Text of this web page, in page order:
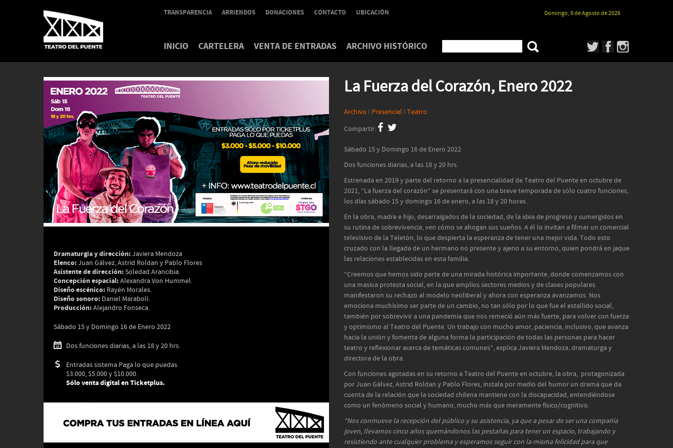
TRANSPARENCIA ARRIENDOS DONACIONES CONTACTO UBICACIÓN Domingo, 9 de Agosto de 2026
INICIO CARTELERA VENTA DE ENTRADAS ARCHIVO HISTÓRICO
Dramaturgia y dirección:Javiera Mendoza
Elenco:Juan Gálvez, Astrid Roldan y Pablo Flores
Asistente de dirección:Soledad Arancibia.
Concepción espacial:Alexandra Von Hummel.
Diseño escénico: Rayén Morales.
Diseño sonoro: Daniel Marabolí.
Producción:Alejandro Fonseca.
Sábado 15 y Domingo 16 de Enero 2022
Dos funciones diarias, a las 18 y 20 hrs.
Entradas sistema Paga lo que puedas
$3.000, $5.000 y $10.000.
Sólo venta digital en Ticketplus.
La Fuerza del Corazón, Enero 2022
Archivo I Presencial I Teatro
Compartir:
Sábado 15 y Domingo 16 de Enero 2022
Dos funciones diarias, a las 18 y 20 hrs.
Estrenada en 2019 y parte del retorno a la presencialidad de Teatro del Puente en octubre de
2021, “La fuerza del corazón” se presentará con una breve temporada de sólo cuatro funciones,
los días sábado 15 y domingo 16 de enero, a las 18 y 20 horas.
En la obra, madre e hijo, desarraigados de la sociedad, de la idea de progreso y sumergidos en
su rutina de sobrevivencia, ven cómo se ahogan sus sueños. A él lo invitan a filmar un comercial
televisivo de la Teletón, lo que despierta la esperanza de tener una mejor vida. Todo esto
cruzado con la llegada de un hermano no presente y ajeno a su entorno, quien pondrá en jaque
las relaciones establecidas en esta familia.
“Creemos que hemos sido parte de una mirada histórica importante, donde comenzamos con
una masiva protesta social, en la que amplios sectores medios y de clases populares
manifestaron su rechazo al modelo neoliberal y ahora con esperanza avanzamos. Nos
emociona muchísimo ser parte de un cambio, no tan sólo por lo que fue el estallido social,
también por sobrevivir a una pandemia que nos remeció aún más fuerte, para volver con fuerza
y optimismo al Teatro del Puente. Un trabajo con mucho amor, paciencia, inclusivo, que avanza
hacia la unión y fomenta de alguna forma la participación de todas las personas para hacer
teatro y reflexionar acerca de temáticas comunes”, explica Javiera Mendoza, dramaturga y
directora de la obra.
Con funciones agotadas en su retorno a Teatro del Puente en octubre, la obra, protagonizada
por Juan Gálvez, Astrid Roldan y Pablo Flores, instala por medio del humor un drama que da
cuenta de la relación que la sociedad chilena mantiene con la discapacidad, entendiéndose
como un fenómeno social y humano, mucho más que meramente físico/cognitivo.
“Nos conmueve la recepción del público y su asistencia, ya que a pesar de ser una compañía
joven, llevamos cinco años quemándonos las pestañas para tener un espacio, trabajando y
resistiendo ante cualquier problema y esperamos seguir con la misma felicidad para que